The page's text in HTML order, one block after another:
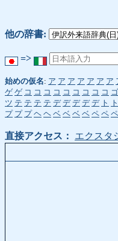
他の辞書:
=>
始めの仮名: ア ア ア ア ア ア ア
ゲ ゲ コ コ コ コ コ コ コ コ コ ゴ
ツ テ テ テ テ デ デ デ デ デ ト ト
プ プ プ ヘ ヘ ベ ベ ベ ベ ペ ペ ペ
直接アクセス： エクスタ